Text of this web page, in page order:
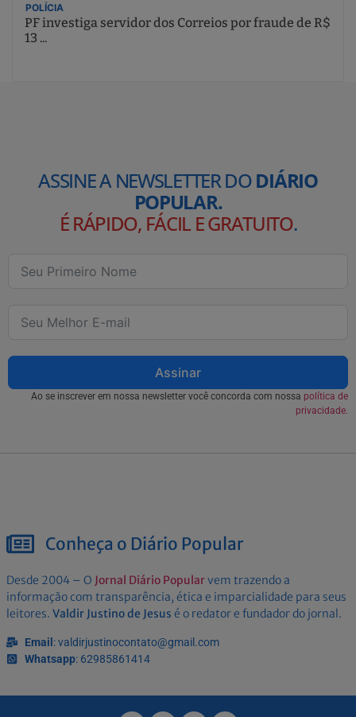
POLÍCIA
PF investiga servidor dos Correios por fraude de R$
13 ...
ASSINE A NEWSLETTER DODIÁRIO
POPULAR.
É RÁPIDO, FÁCIL E GRATUITO.
Assinar
Ao se inscrever em nossa newsletter você concorda com nossa política de
privacidade.
Conheça o Diário Popular
Desde 2004 – O Jornal Diário Popularvem trazendo a
informação com transparência, ética e imparcialidade para seus
leitores. Valdir Justino de Jesus é o redator e fundador do jornal.
Email : valdirjustinocontato@gmail.com
Whatsapp: 62985861414